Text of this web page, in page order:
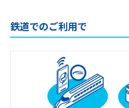
鉄道でのご利用で